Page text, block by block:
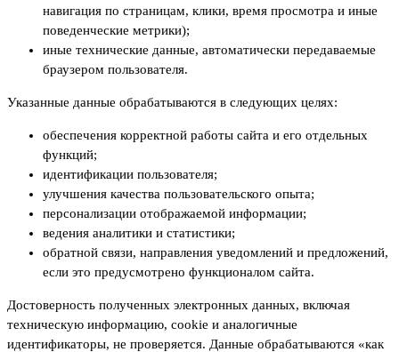
навигация по страницам, клики, время просмотра и иные
поведенческие метрики);
иные технические данные, автоматически передаваемые
браузером пользователя.
Указанные данные обрабатываются в следующих целях:
обеспечения корректной работы сайта и его отдельных
функций;
идентификации пользователя;
улучшения качества пользовательского опыта;
персонализации отображаемой информации;
ведения аналитики и статистики;
обратной связи, направления уведомлений и предложений,
если это предусмотрено функционалом сайта.
Достоверность полученных электронных данных, включая
техническую информацию, cookie и аналогичные
идентификаторы, не проверяется. Данные обрабатываются «как